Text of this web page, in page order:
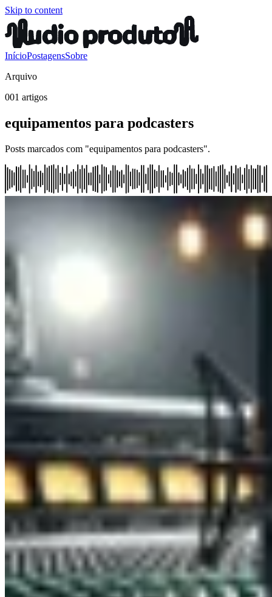
Skip to content
InícioPostagensSobre
Arquivo
001 artigos
equipamentos para podcasters
Posts marcados com "equipamentos para podcasters".